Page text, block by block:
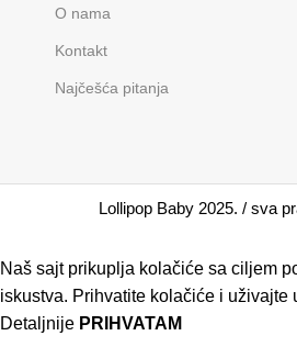
O nama
Kontakt
Najčešća pitanja
Lollipop Baby 2025. / sva
Naš sajt prikuplja kolačiće sa ciljem
iskustva. Prihvatite kolačiće i uživajte
Detaljnije PRIHVATAM